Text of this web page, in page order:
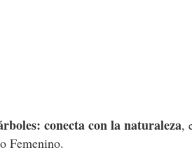
conecta con la naturaleza,
Femenino.